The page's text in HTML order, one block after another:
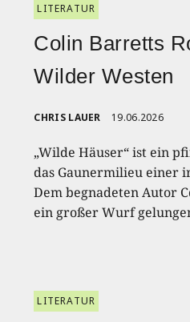
LITERATUR
Colin Barretts
Wilder Westen
CHRIS LAUER 19.06.2026
„Wilde Häuser“ ist ein
das Gaunermilieu einer
Dem begnadeten Autor
ein großer Wurf
LITERATUR